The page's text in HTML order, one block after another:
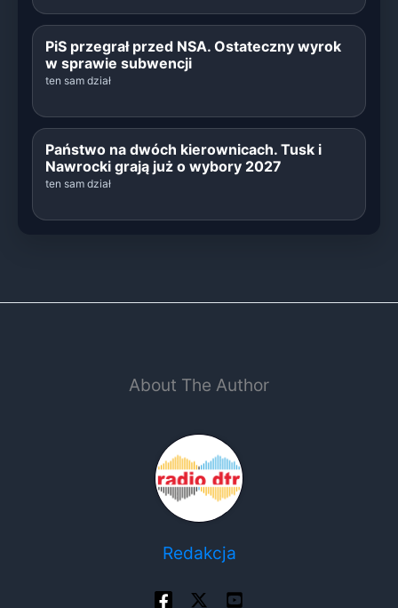
PiS przegrał przed NSA. Ostateczny wyrok
w sprawie subwencji
ten sam dział
Państwo na dwóch kierownicach. Tusk i
Nawrocki grają już o wybory 2027
ten sam dział
About The Author
Redakcja